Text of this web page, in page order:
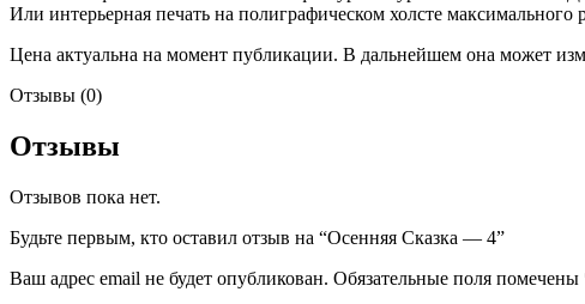
Или интерьерная печать на полиграфическом холсте
Цена актуальна на момент публикации. В дальнейшем она может
Отзывы (0)
Отзывы
Отзывов пока нет.
Будьте первым, кто оставил отзыв на “Осенняя Сказка — 4”
Ваш адрес email не будет опубликован. Обязательные поля помечены